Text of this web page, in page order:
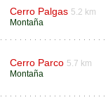
Cerro Palgas 5.2 km
Montaña
Cerro Parco 5.7 km
Montaña